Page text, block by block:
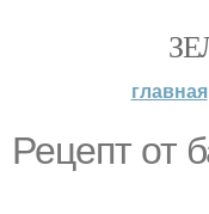
главная
Рецепт от